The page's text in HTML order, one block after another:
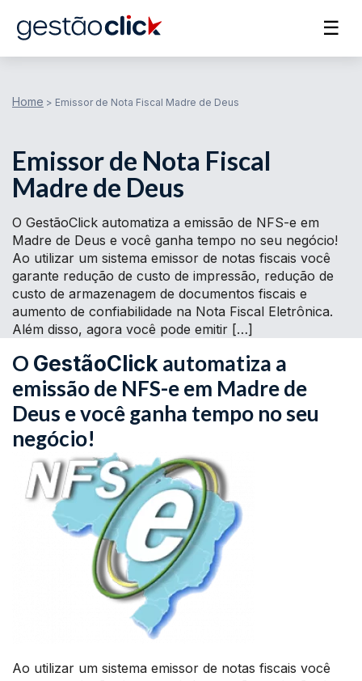
☰
Home > Emissor de Nota Fiscal Madre de Deus
Emissor de Nota Fiscal
Madre de Deus
O GestãoClick automatiza a emissão de NFS-e em
Madre de Deus e você ganha tempo no seu negócio!
Ao utilizar um sistema emissor de notas fiscais você
garante redução de custo de impressão, redução de
custo de armazenagem de documentos fiscais e
aumento de confiabilidade na Nota Fiscal Eletrônica.
Além disso, agora você pode emitir […]
O GestãoClick automatiza a
emissão de NFS-e em Madre de
Deus e você ganha tempo no seu
negócio!
Ao utilizar um sistema emissor de notas fiscais você